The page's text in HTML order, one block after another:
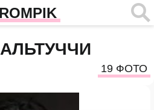
ROMPIK
19 ФОТО